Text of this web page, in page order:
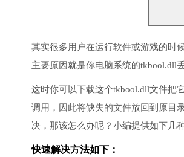
其实很多用户在运行软件或游戏的时
主要原因就是你电脑系统的tkbool.dll
这时你可以下载这个tkbool.dll文件把
调用，因此将缺失的文件放回到原目
决，那该怎么办呢？小编提供如下几
快速解决方法如下：